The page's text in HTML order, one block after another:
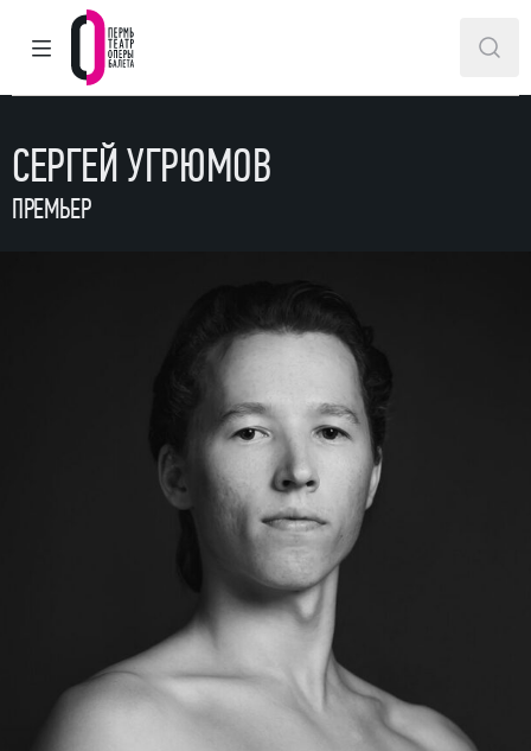
ГЛАВНОЕ МЕНЮ
Пермский театр оперы и балета
СЕРГЕЙ УГРЮМОВ
ПРЕМЬЕР